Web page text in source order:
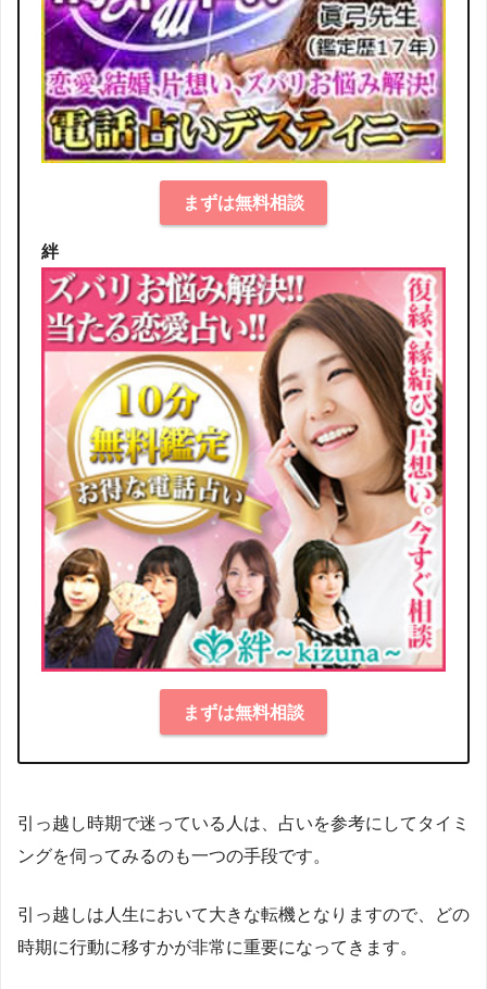
まずは無料相談
絆
まずは無料相談
引っ越し時期で迷っている人は、占いを参考にしてタイミ
ングを伺ってみるのも一つの手段です。
引っ越しは人生において大きな転機となりますので、どの
時期に行動に移すかが非常に重要になってきます。